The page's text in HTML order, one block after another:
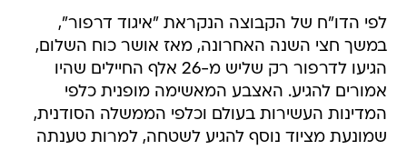
לפי הדו"ח של הקבוצה הנקראת "איגוד דרפור",
במשך חצי השנה האחרונה, מאז אושר כוח השלום,
הגיעו לדרפור רק שליש מ-26 אלף החיילים שהיו
אמורים להגיע. האצבע המאשימה מופנית כלפי
המדינות העשירות בעולם וכלפי הממשלה הסודנית,
שמונעת מציוד נוסף להגיע לשטחה, למרות טענתה